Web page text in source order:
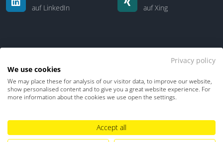
auf LinkedIn
auf Xing
Kontakt Über uns
Impressum
Hinweisgebersystem
Umgang mit KI
Privacy policy
We use cookies
We may place these for analysis of our visitor data, to improve our website,
show personalised content and to give you a great website experience. For
more information about the cookies we use open the settings.
Accept all